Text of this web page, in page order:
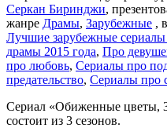
Серкан Биринджи,
жанре Драмы, Зарубежные ,
Лучшие зарубежные сериалы
драмы 2015 года, Про
про любовь, Сериалы про
предательство, Сериалы про
Сериал «Обиженные цветы,
состоит из 3 сезонов.